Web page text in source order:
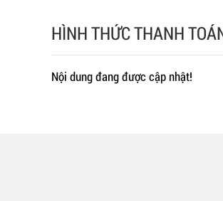
HÌNH THỨC THANH
Nội dung đang được cập nhật!